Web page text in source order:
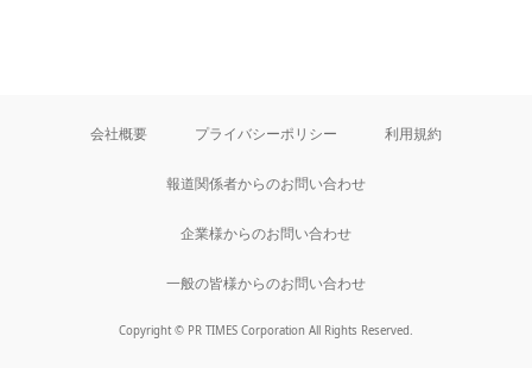
会社概要 プライバシーポリシー 利用規約
報道関係者からのお問い合わせ
企業様からのお問い合わせ
一般の皆様からのお問い合わせ
Copyright © PR TIMES Corporation All Rights Reserved.